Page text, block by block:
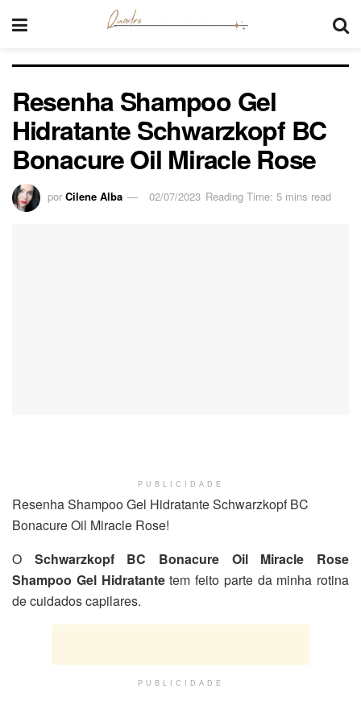
Resenha Shampoo Gel
Hidratante Schwarzkopf BC
Bonacure Oil Miracle Rose
por Cilene Alba 02/07/2023 Reading Time: 5 mins read
PUBLICIDADE
Resenha Shampoo Gel Hidratante Schwarzkopf BC
Bonacure Oil Miracle Rose!
O Schwarzkopf BC Bonacure Oil Miracle Rose
Shampoo Gel Hidratantetem feito parte da minha rotina
de cuidados capilares.
PUBLICIDADE